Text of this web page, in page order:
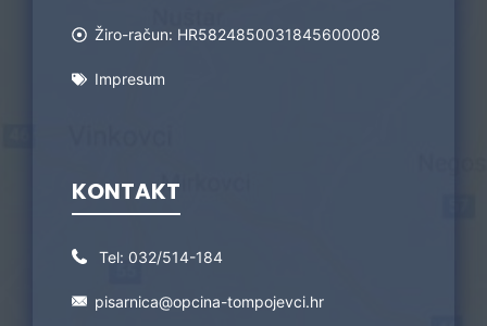
Žiro-račun: HR5824850031845600008
Impresum
KONTAKT
Tel: 032/514-184
pisarnica@opcina-tompojevci.hr